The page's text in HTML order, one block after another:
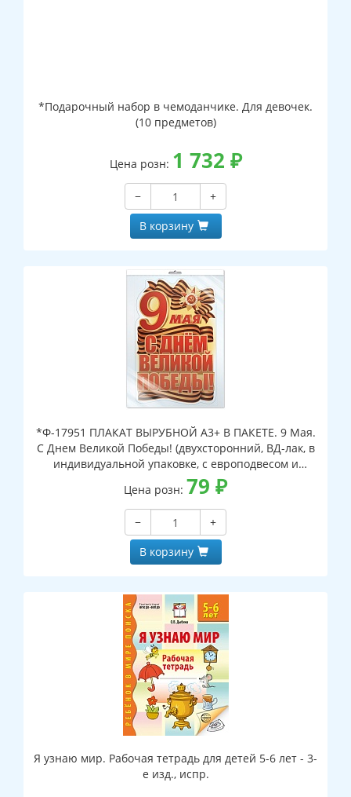
*Подарочный набор в чемоданчике. Для девочек.
(10 предметов)
Цена розн: 1 732 ₽
−
+
В корзину
*Ф-17951 ПЛАКАТ ВЫРУБНОЙ А3+ В ПАКЕТЕ. 9 Мая.
С Днем Великой Победы! (двухсторонний, ВД-лак, в
индивидуальной упаковке, с европодвесом и
клеевым клапаном)
Цена розн: 79 ₽
−
+
В корзину
Я узнаю мир. Рабочая тетрадь для детей 5-6 лет - 3-
е изд., испр.